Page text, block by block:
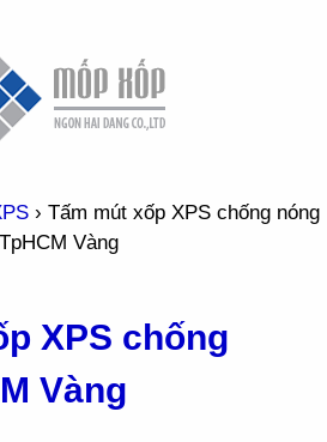
› Tấm mút xốp XPS chống nóng
TpHCM Vàng
XPS chống
Vàng